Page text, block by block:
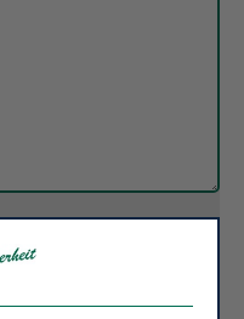
aus dem
meiner Anfrage